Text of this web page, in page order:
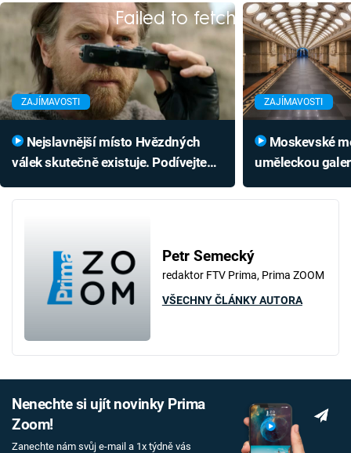
Failed to fetch
ZAJÍMAVOSTI
válek skutečně existuje. Podívejte
ZAJÍMAVOSTI
uměleckou
Petr Semecký
redaktor FTV Prima, Prima ZOOM
VŠECHNY ČLÁNKY AUTORA
Nenechte si ujít novinky Prima
Zoom!
Zanechte nám svůj e-mail a 1x týdně vás